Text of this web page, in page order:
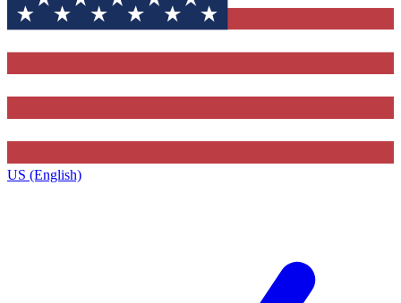
US (English)